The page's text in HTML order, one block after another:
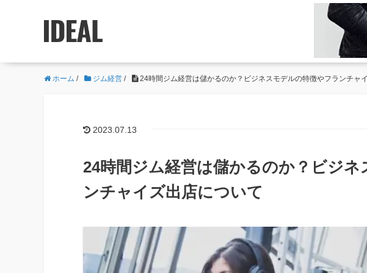
ホーム / ジム経営 / 24時間ジム経営は儲かるのか？ビジネスモデルの特徴やフランチャ
2023.07.13
24時間ジム経営は儲かるのか？ビジ
ンチャイズ出店について